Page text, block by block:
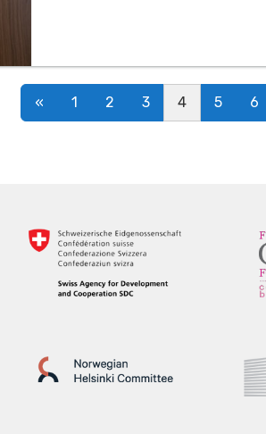
Posts navigation
« 1 2 3 4 5 6